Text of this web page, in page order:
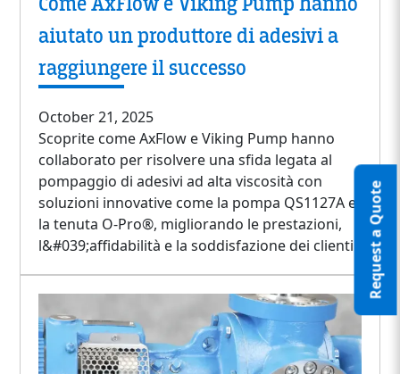
Request a Quote
aiutato un produttore di adesivi a
raggiungere il successo
October 21, 2025
Scoprite come AxFlow e Viking Pump hanno
collaborato per risolvere una sfida legata al
pompaggio di adesivi ad alta viscosità con
soluzioni innovative come la pompa QS1127A e
la tenuta O-Pro®, migliorando le prestazioni,
l&#039;affidabilità e la soddisfazione dei clienti.